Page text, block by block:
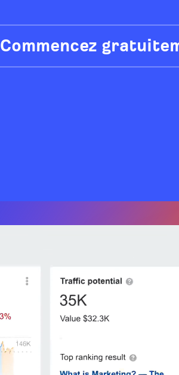
Commencez